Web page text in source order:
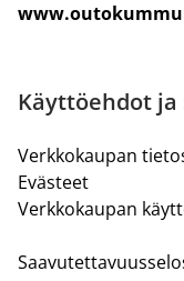
Käyttöehdot
Verkkokaupan
Evästeet
Verkkokaupan